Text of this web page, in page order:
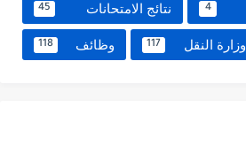
4 نتائج الامتحانات 45
وزارة النقل 117 وظائف 118